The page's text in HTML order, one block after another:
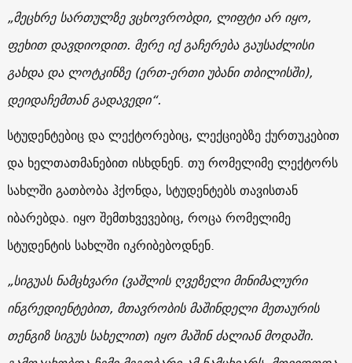
„მეცხრე სართულზე ვცხოვრობდი, ლიფტი არ იყო,
ფეხით დავდიოდით. მერე იქ გაჩერება გაუსაძლისი
გახდა და ლოტკინზე (ერთ-ერთი უბანი თბილისში),
დეიდაჩემთან გადავედი“.
სტუდენტებიც და ლექტორებიც, ლექციებზე ქურთუკებით
და ხელთათმანებით ისხდნენ. თუ რომელიმე ლექტორს
სახლში გათბობა ჰქონდა, სტუდენტებს თავისთან
იბარებდა. იყო შემთხვევებიც, როცა რომელიმე
სტუდენტის სახლში იკრიბებოდნენ.
„სიგუას ნამცხვარი (ვაშლის ღვეზელი მინიმალური
ინგრედიენტებით, მთავრობის მაშინდელი მეთაურის
თენგიზ სიგუს სახელით) იყო მაშინ ძალიან მოდაში.